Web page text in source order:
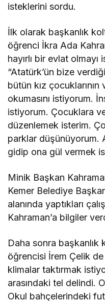
isteklerini sordu.
İlk olarak başkanlık
öğrenci İkra Ada
hayırlı bir evlat
“Atatürk’ün bize
bütün kız
okumasını istiyorum.
istiyorum. Çocuklara
düzenlemek isterim.
parklar düşünüyorum.
gidip ona gül vermek
Minik Başkan
Kemer Belediye
alanında yaptıkları
Kahraman’a bilgiler
Daha sonra başkanlık
öğrencisi İrem Çelik
klimalar taktırmak
arasındaki tel delindi.
Okul bahçelerindeki